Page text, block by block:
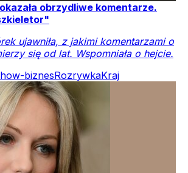
obrzydliwe komentarze.
ujawniła, z jakimi komentarzami o
się od lat. Wspomniała o hejcie.
biznesRozrywkaKraj